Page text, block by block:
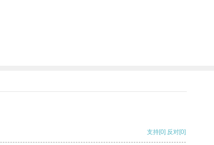
支持[0] 反对[0]